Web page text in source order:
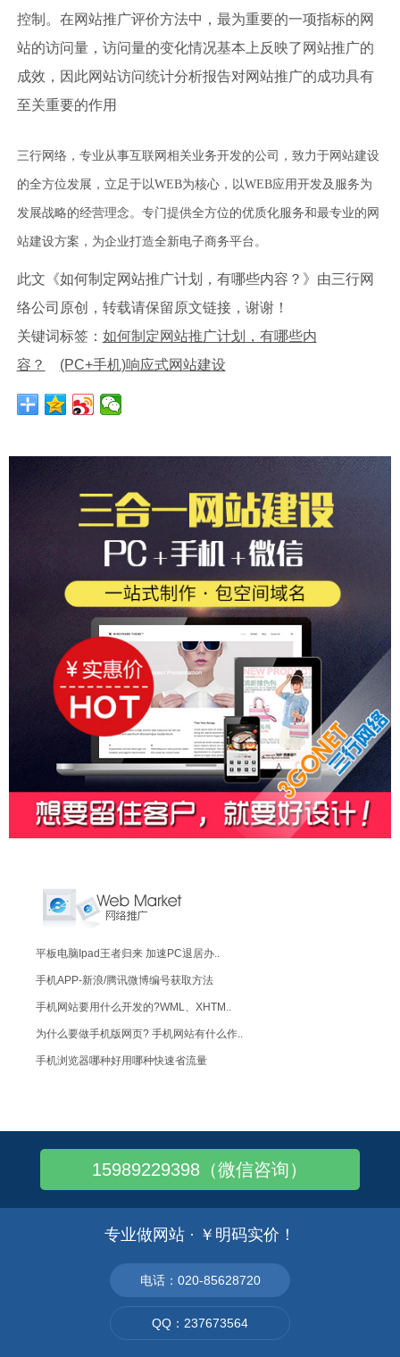
控制。在网站推广评价方法中，最为重要的一项指标的网
站的访问量，访问量的变化情况基本上反映了网站推广的
成效，因此网站访问统计分析报告对网站推广的成功具有
至关重要的作用
三行网络，专业从事互联网相关业务开发的公司，致力于网站建设
的全方位发展，立足于以WEB为核心，以WEB应用开发及服务为
发展战略的经营理念。专门提供全方位的优质化服务和最专业的网
站建设方案，为企业打造全新电子商务平台。
此文《如何制定网站推广计划，有哪些内容？》由三行网
络公司原创，转载请保留原文链接，谢谢！
关键词标签： 如何制定网站推广计划，有哪些内
容？
(PC+手机)响应式网站建设
平板电脑Ipad王者归来 加速PC退居办..
手机APP-新浪/腾讯微博编号获取方法
手机网站要用什么开发的?WML、XHTM..
为什么要做手机版网页? 手机网站有什么作..
手机浏览器哪种好用哪种快速省流量
谈谈最流行的web设计趋势：网页设计新趋..
传统企业如何通过网络，有效的进行“网络营..
移动互联网网络营销方法有哪些
15989229398（微信咨询）
专业做网站 · ￥明码实价！
电话：020-85628720
QQ：237673564